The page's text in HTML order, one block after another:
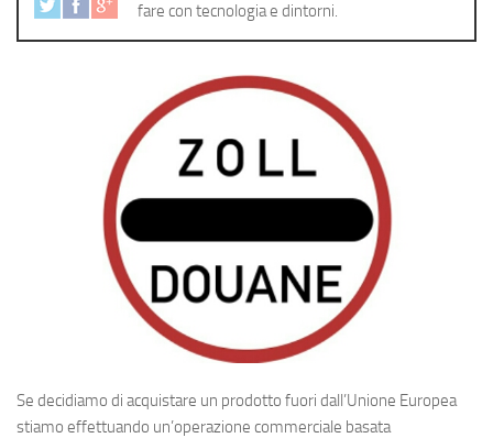
fare con tecnologia e dintorni.
Se decidiamo di acquistare un prodotto fuori dall’Unione Europea
stiamo effettuando un’operazione commerciale basata